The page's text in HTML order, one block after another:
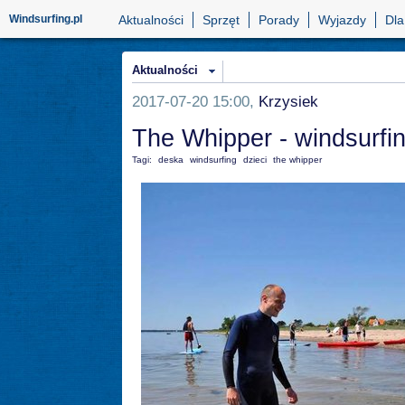
Windsurfing.pl Aktualności Sprzęt Porady Wyjazdy
Aktualności
2017-07-20 15:00, Krzysiek
The Whipper -
Tagi: deska windsurfing dzieci the whipper